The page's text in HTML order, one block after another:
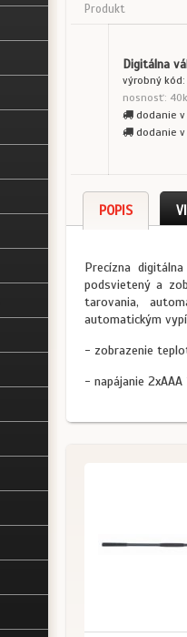
Produkt
Digitálna
výrobný kód:
nosnosť:
dodanie v
dodanie v
POPIS
Precízna
podsvietený a
tarovania,
automatickým
- zobrazenie
- napájanie 2xAAA